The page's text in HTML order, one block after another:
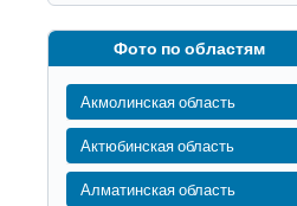
Фото по областям
Акмолинская область
Актюбинская область
Алматинская область